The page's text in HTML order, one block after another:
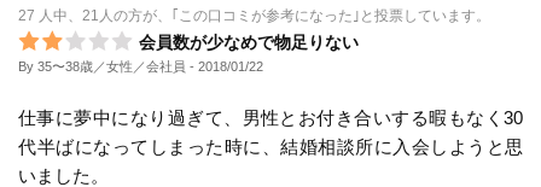
27 人中、21人の方が、｢この口コミが参考になった｣と投票しています。
会員数が少なめで物足りない
By 35〜38歳／女性／会社員 - 2018/01/22
仕事に夢中になり過ぎて、男性とお付き合いする暇もなく30
代半ばになってしまった時に、結婚相談所に入会しようと思
いました。